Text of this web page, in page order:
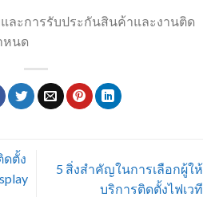
ละการรับประกันสินค้าและงานติด
หนด
ตั้ง
5 สิ่งสำคัญในการเลือกผู้ให้
บริการติดตั้งไฟเวที